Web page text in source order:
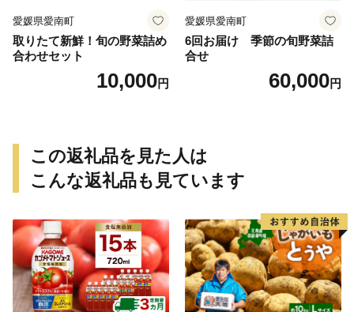
愛媛県愛南町
取りたて新鮮！旬の野菜詰め
合わせセット
10,000円
愛媛県愛南町
6回お届け 季節の旬野菜詰
合せ
60,000円
この返礼品を見た人は
こんな返礼品も見ています